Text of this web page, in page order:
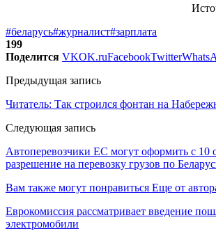
#беларусь#журналист#зарплата
199
Поделится VKOK.ruFacebookTwitter
Предыдущая запись
Читатель: Так строился фонтан на
Следующая запись
Автоперевозчики ЕС могут оформить с 10
разрешение на перевозку грузов по
Вам также могут понравиться Еще от
Еврокомиссия рассматривает введение
электромобили